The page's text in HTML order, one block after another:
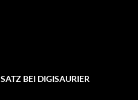
BEI DIGISAURIER